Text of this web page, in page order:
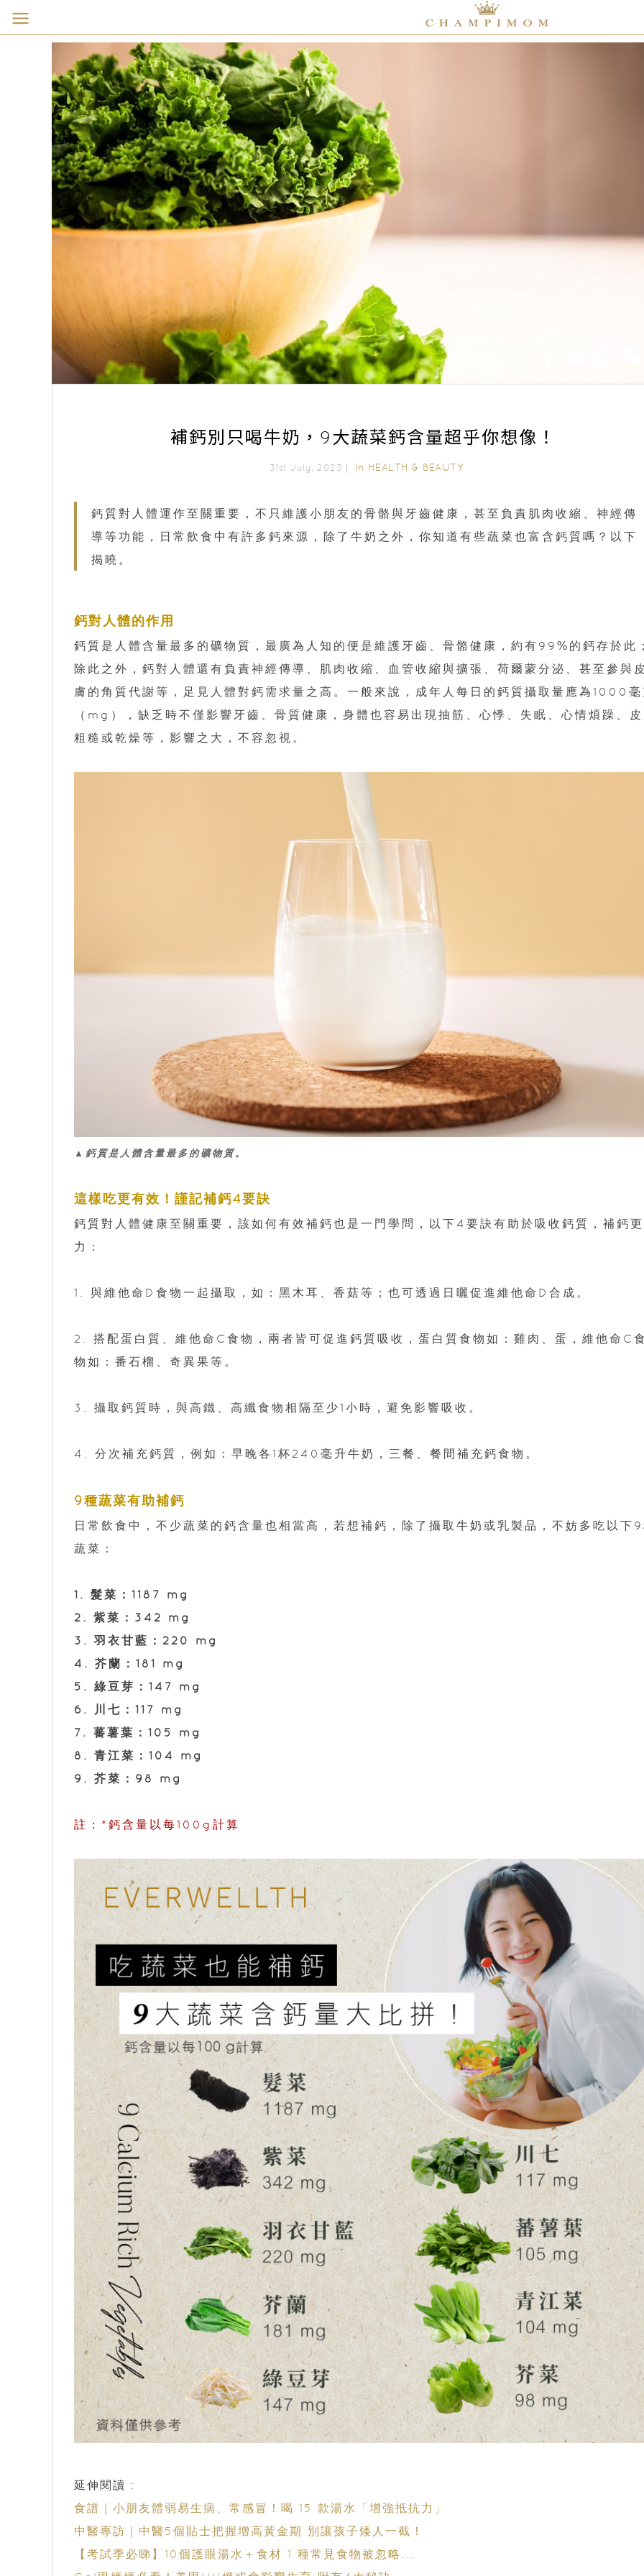
補鈣別只喝牛奶，9大蔬菜鈣含量超乎你想像！
31st July, 2023｜ In HEALTH & BEAUTY
鈣質對人體運作至關重要，不只維護小朋友的骨骼與牙齒健康，甚至負責肌肉收縮、神經傳
導等功能，日常飲食中有許多鈣來源，除了牛奶之外，你知道有些蔬菜也富含鈣質嗎？以下
揭曉。
鈣對人體的作用
鈣質是人體含量最多的礦物質，最廣為人知的便是維護牙齒、骨骼健康，約有99%的鈣存於此
除此之外，鈣對人體還有負責神經傳導、肌肉收縮、血管收縮與擴張、荷爾蒙分泌、甚至參與
膚的角質代謝等，足見人體對鈣需求量之高。一般來說，成年人每日的鈣質攝取量應為1000
（mg），缺乏時不僅影響牙齒、骨質健康，身體也容易出現抽筋、心悸、失眠、心情煩躁、
粗糙或乾燥等，影響之大，不容忽視。
▲鈣質是人體含量最多的礦物質。
這樣吃更有效！謹記補鈣4要訣
鈣質對人體健康至關重要，該如何有效補鈣也是一門學問，以下4要訣有助於吸收鈣質，補鈣
力：
1. 與維他命D食物一起攝取，如：黑木耳、香菇等；也可透過日曬促進維他命D合成。
2. 搭配蛋白質、維他命C食物，兩者皆可促進鈣質吸收，蛋白質食物如：雞肉、蛋，維他命C
物如：番石榴、奇異果等。
3. 攝取鈣質時，與高鐵、高纖食物相隔至少1小時，避免影響吸收。
4. 分次補充鈣質，例如：早晚各1杯240毫升牛奶，三餐、餐間補充鈣食物。
9種蔬菜有助補鈣
日常飲食中，不少蔬菜的鈣含量也相當高，若想補鈣，除了攝取牛奶或乳製品，不妨多吃以下
蔬菜：
1. 髮菜：1187 mg
2. 紫菜：342 mg
3. 羽衣甘藍：220 mg
4. 芥蘭：181 mg
5. 綠豆芽：147 mg
6. 川七：117 mg
7. 蕃薯葉：105 mg
8. 青江菜：104 mg
9. 芥菜：98 mg
註：*鈣含量以每100g計算
延伸閱讀 :
食譜｜小朋友體弱易生病、常感冒！喝 15 款湯水「增強抵抗力」
中醫專訪｜中醫5個貼士把握增高黃金期 別讓孩子矮人一截！
【考試季必睇】10個護眼湯水＋食材 1 種常見食物被忽略...